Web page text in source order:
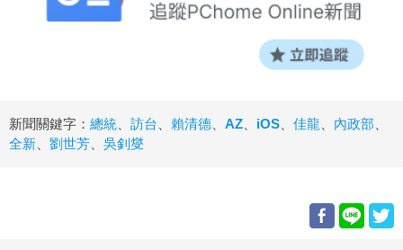
新聞關鍵字： 總統 訪台 賴清德 AZ iOS 佳龍 內政部
全新
劉世芳 吳釗燮